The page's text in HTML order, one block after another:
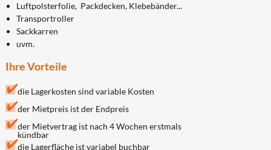
Luftpolsterfolie, Packdecken, Klebebänder...
Transportroller
Sackkarren
uvm.
Ihre Vorteile
die Lagerkosten sind variable Kosten
der Mietpreis ist der Endpreis
der Mietvertrag ist nach 4 Wochen erstmals
kündbar
die Lagerfläche ist variabel buchbar